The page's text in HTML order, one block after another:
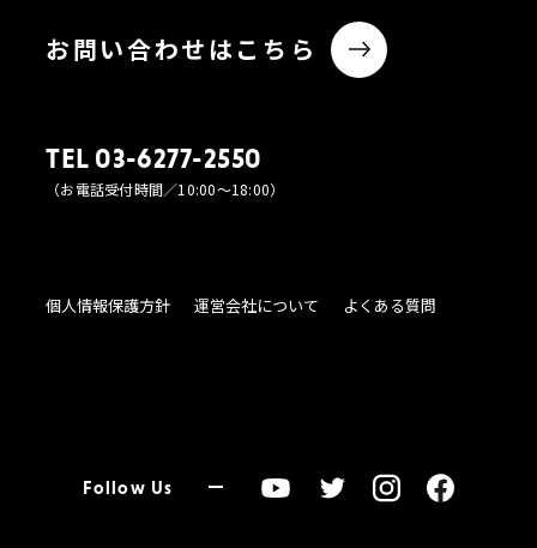
お問い合わせはこちら
TEL 03-6277-2550
（お電話受付時間／10:00〜18:00）
個人情報保護方針 運営会社について よくある質問
Follow Us